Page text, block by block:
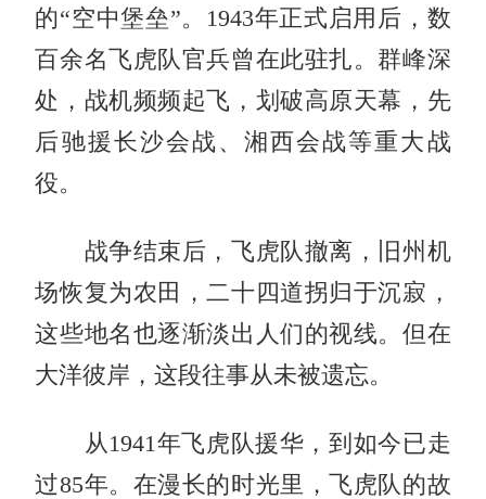
的“空中堡垒”。1943年正式启用后，数
百余名飞虎队官兵曾在此驻扎。群峰深
处，战机频频起飞，划破高原天幕，先
后驰援长沙会战、湘西会战等重大战
役。
战争结束后，飞虎队撤离，旧州机
场恢复为农田，二十四道拐归于沉寂，
这些地名也逐渐淡出人们的视线。但在
大洋彼岸，这段往事从未被遗忘。
从1941年飞虎队援华，到如今已走
过85年。在漫长的时光里，飞虎队的故